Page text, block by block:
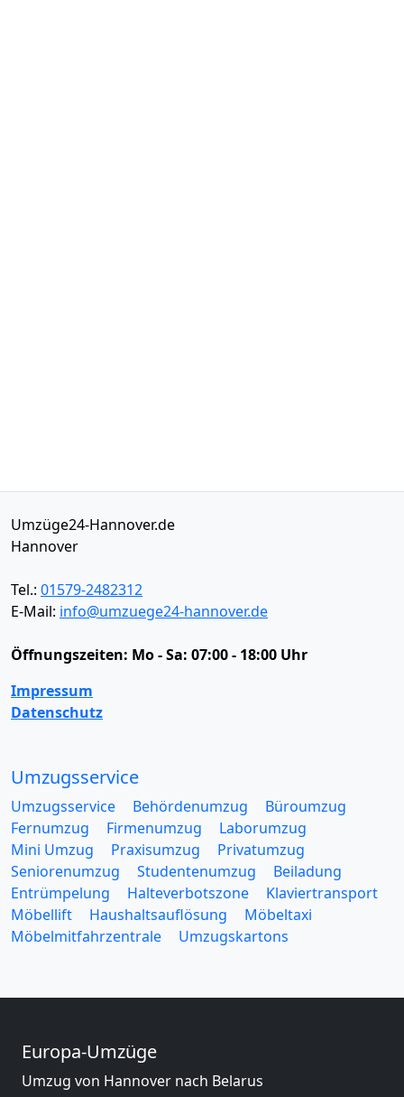
Umzüge24-Hannover.de
Hannover
Tel.: 01579-2482312
E-Mail: info@umzuege24-hannover.de
Öffnungszeiten: Mo - Sa: 07:00 - 18:00 Uhr
Impressum
Datenschutz
Umzugsservice
Umzugsservice Behördenumzug
Büroumzug
Fernumzug
Firmenumzug
Laborumzug
Mini Umzug
Praxisumzug
Privatumzug
Seniorenumzug
Studentenumzug
Beiladung
Entrümpelung
Halteverbotszone
Klaviertransport
Möbellift
Haushaltsauflösung
Möbeltaxi
Möbelmitfahrzentrale
Umzugskartons
Europa-Umzüge
Umzug von Hannover nach Belarus